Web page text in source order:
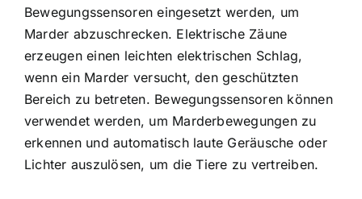
Bewegungssensoren eingesetzt werden, um
Marder abzuschrecken. Elektrische Zäune
erzeugen einen leichten elektrischen Schlag,
wenn ein Marder versucht, den geschützten
Bereich zu betreten. Bewegungssensoren können
verwendet werden, um Marderbewegungen zu
erkennen und automatisch laute Geräusche oder
Lichter auszulösen, um die Tiere zu vertreiben.